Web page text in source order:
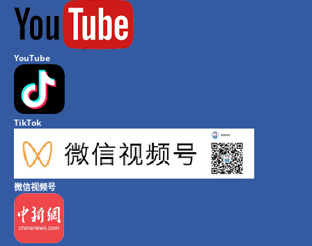
YouTube
TikTok
微信视频号